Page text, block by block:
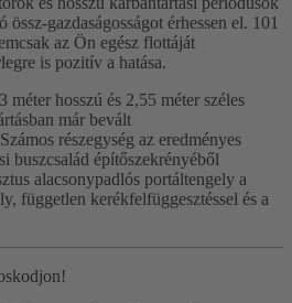
gazdaságosságot érhessen el. 101
az Ön egész flottáját
is pozitív a hatása.
hosszú és 2,55 méter széles
már bevált
részegység az eredményes
buszcsalád építőszekrényéből
alacsonypadlós portáltengely a
független kerékfelfüggesztéssel és a